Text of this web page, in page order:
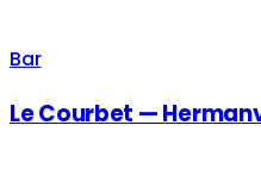
Bar
Le Courbet —